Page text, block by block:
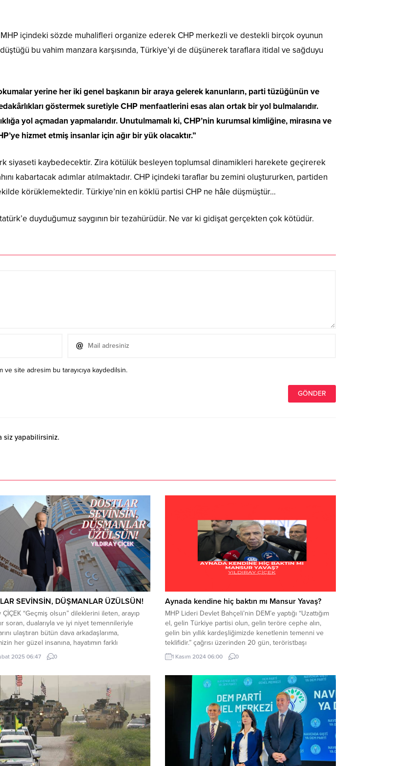
MHP içindeki sözde muhalifleri organize ederek CHP merkezli ve destekli birçok oyunun
bu vahim manzara karşısında, Türkiye’yi de düşünerek taraflara itidal ve sağduyu
yerine her iki genel başkanın bir araya gelerek kanunların, parti tüzüğünün ve
göstermek suretiyle CHP menfaatlerini esas alan ortak bir yol bulmalarıdır.
yol açmadan yapmalarıdır. Unutulmamalı ki, CHP’nin kurumsal kimliğine, mirasına ve
hizmet etmiş insanlar için ağır bir yük olacaktır.”
siyaseti kaybedecektir. Zira kötülük besleyen toplumsal dinamikleri harekete geçirerek
kabartacak adımlar atılmaktadır. CHP içindeki taraflar bu zemini oluştururken, partiden
körüklemektedir. Türkiye’nin en köklü partisi CHP ne hâle düşmüştür…
duyduğumuz saygının bir tezahürüdür. Ne var ki gidişat gerçekten çok kötüdür.
ve site adresim bu tarayıcıya kaydedilsin.
siz yapabilirsiniz.
SEVİNSİN, DÜŞMANLAR ÜZÜLSÜN!
ÇİÇEK “Geçmiş olsun” dileklerini ileten, arayıp
soran, dualarıyla ve iyi niyet temennileriyle
ulaştıran bütün dava arkadaşlarıma,
her güzel insanına, hayatımın farklı
tanıdığım, bildiğim değerli şahsiyetlere
saygı ve sevgilerimi iletiyor, özellikle teşekkür
ı Allah’a havale ediyorum.” MHP Lideri...
2025 06:47 0
Aynada kendine hiç baktın mı Mansur Yavaş?
MHP Lideri Devlet Bahçeli’nin DEM’e yaptığı “Uzattığım
el, gelin Türkiye partisi olun, gelin teröre cephe alın,
gelin bin yıllık kardeşliğimizde kenetlenin temenni ve
teklifidir.” çağrısı üzerinden 20 gün, teröristbaşı
Öcalan’ın DEM ile yüzleştirilmesine yönelik “Terörün
tamamen bittiğini ve örgütün lağvedildiğini
en belirgin ve taviz verilmeden...
1 Kasım 2024 06:00 0